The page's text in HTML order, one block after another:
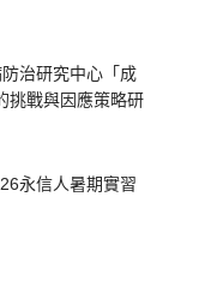
治研究中心「成
挑戰與因應策略研
永信人暑期實習